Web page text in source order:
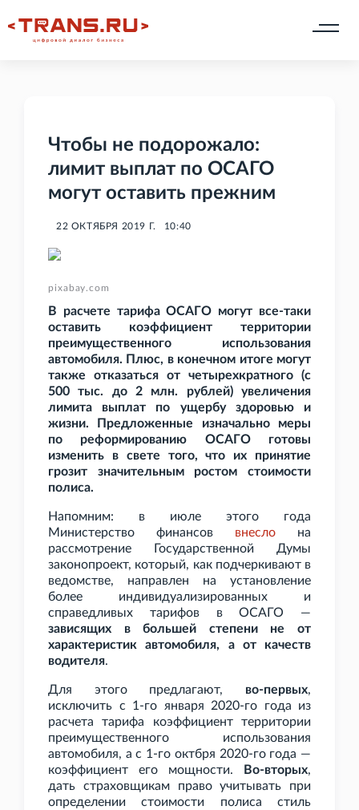
Чтобы не подорожало:
лимит выплат по ОСАГО
могут оставить прежним
22 ОКТЯБРЯ 2019 Г. 10:40
pixabay.com
В расчете тарифа ОСАГО могут все-таки
оставить коэффициент территории
преимущественного использования
автомобиля. Плюс, в конечном итоге могут
также отказаться от четырехкратного (с
500
тыс. до 2
млн. рублей) увеличения
лимита выплат по ущербу здоровью и
жизни. Предложенные изначально меры
по реформированию ОСАГО готовы
изменить в свете того, что их принятие
грозит значительным ростом стоимости
полиса.
Напомним: в июле этого года
Министерство финансов внесло на
рассмотрение Государственной Думы
законопроект, который, как подчеркивают в
ведомстве, направлен на установление
более индивидуализированных и
справедливых тарифов в ОСАГО —
зависящих в большей степени не от
характеристик автомобиля, а от качеств
водителя.
Для этого предлагают, во-первых,
исключить с 1-го января 2020-го года из
расчета тарифа коэффициент территории
преимущественного использования
автомобиля, а с 1-го октбря 2020-го года —
коэффициент его мощности.
Во-вторых,
дать страховщикам право учитывать при
определении стоимости полиса стиль